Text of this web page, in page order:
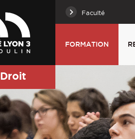
Faculté
FORMATION
Droit